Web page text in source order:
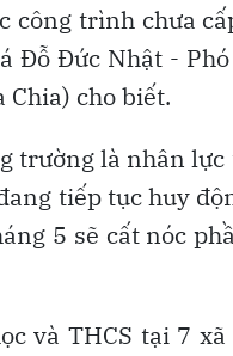
trình chưa
Đỗ Đức Nhật -
cho biết.
trường là nhân
tiếp tục huy
5 sẽ cất nóc
và THCS tại 7